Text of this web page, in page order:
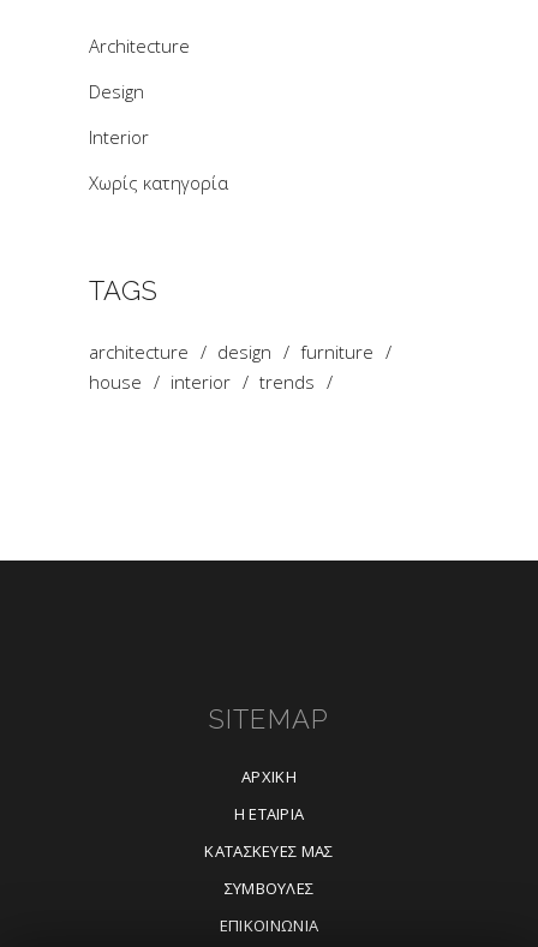
Architecture
Design
Interior
Χωρίς κατηγορία
TAGS
architecture design
furniture
house
interior trends
SITEMAP
ΑΡΧΙΚΗ
Η ΕΤΑΙΡΙΑ
ΚΑΤΑΣΚΕΥΕΣ ΜΑΣ
ΣΥΜΒΟΥΛΕΣ
ΕΠΙΚΟΙΝΩΝΙΑ